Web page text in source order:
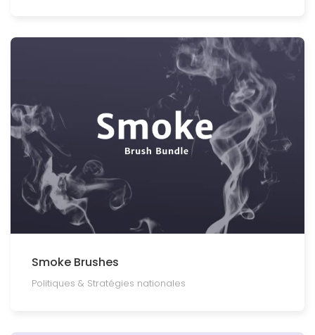
Smoke Brushes
Politiques & Stratégies nationales